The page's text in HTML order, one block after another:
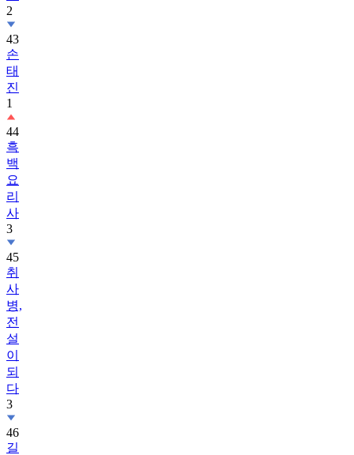
2
43
손
태
진
1
44
흑
백
요
리
사
3
45
취
사
병,
전
설
이
되
다
3
46
길